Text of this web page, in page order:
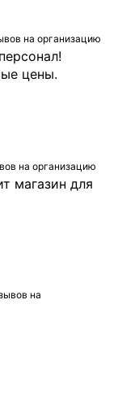
на организацию
цены.
на организацию
магазин для
на